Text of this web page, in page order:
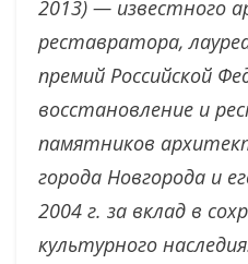
2013) — известного
реставратора,
премий Российской
восстановление и
памятников
города Новгорода и
2004 г. за вклад в
культурного